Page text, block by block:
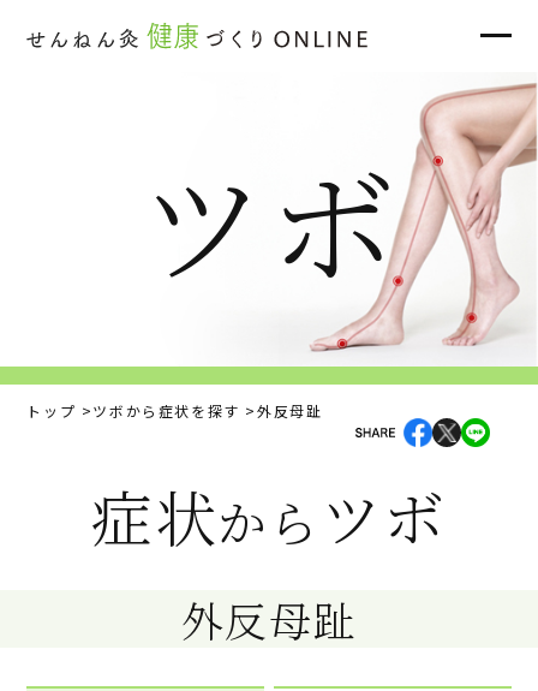
ツボ
トップ ツボから症状を探す 外反母趾
症状から ツボ
外反母趾